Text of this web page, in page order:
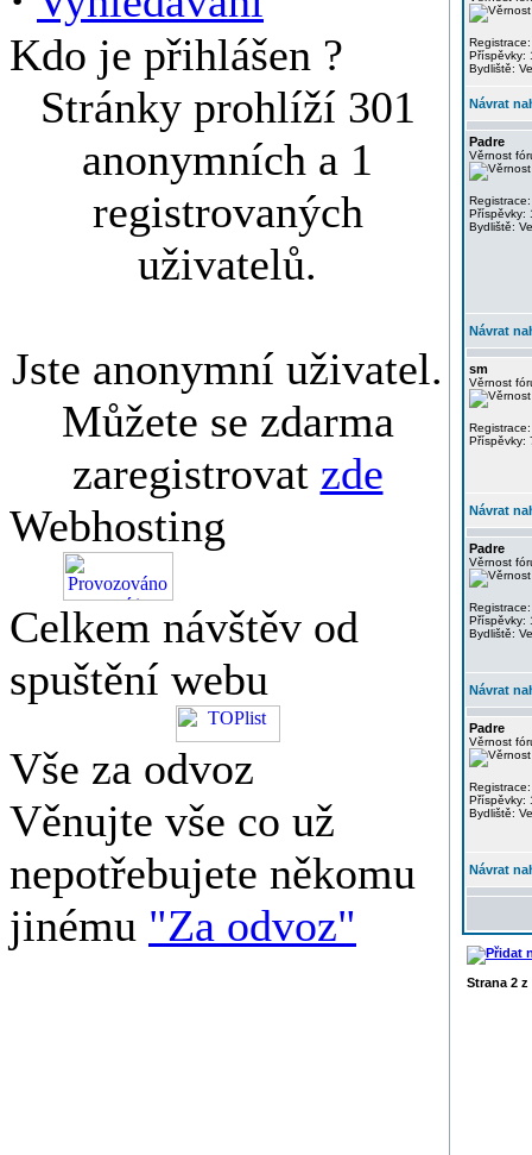
Kdo je přihlášen ?
Stránky prohlíží 301
anonymních a 1
registrovaných
uživatelů.
Jste anonymní uživatel.
Můžete se zdarma
zaregistrovat zde
Webhosting
Celkem návštěv od
spuštění webu
Vše za odvoz
Věnujte vše co už
nepotřebujete někomu
jinému "Za odvoz"
Příspěvky:
Bydliště:
Návrat
Padre
Věrnost
Příspěvky:
Bydliště:
Návrat
sm
Věrnost
Příspěvky:
Návrat
Padre
Věrnost
Příspěvky:
Bydliště:
Návrat
Padre
Věrnost
Příspěvky:
Bydliště:
Návrat
Strana 2 z